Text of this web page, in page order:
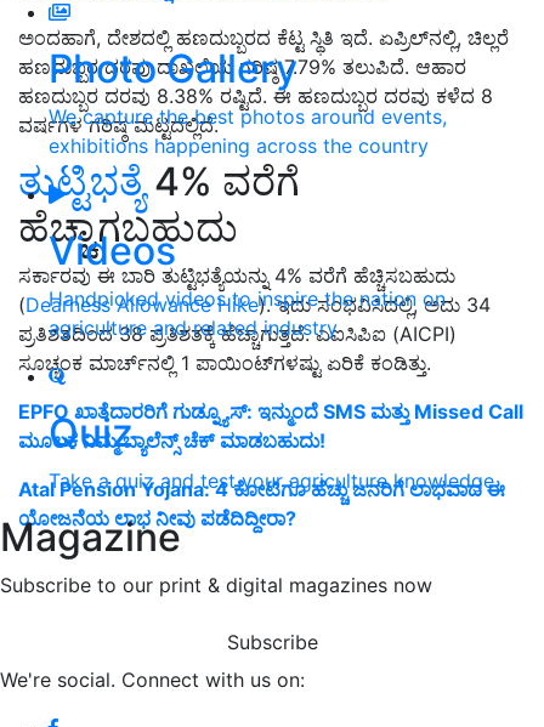
Photo Gallery
We capture the best photos around events,
exhibitions happening across the country
Videos
Handpicked videos to inspire the nation on
agriculture and related industry
Quiz
Take a quiz and test your agriculture knowledge
Magazine
Subscribe to our print & digital magazines now
Subscribe
We're social. Connect with us on:
ಅಂದಹಾಗೆ, ದೇಶದಲ್ಲಿ ಹಣದುಬ್ಬರದ ಕೆಟ್ಟ ಸ್ಥಿತಿ ಇದೆ. ಏಪ್ರಿಲ್‌ನಲ್ಲಿ, ಚಿಲ್ಲರೆ
ಹಣದುಬ್ಬರ ದರವು ದಾಖಲೆಯ ಗರಿಷ್ಠ 7.79% ತಲುಪಿದೆ. ಆಹಾರ
ಹಣದುಬ್ಬರ ದರವು 8.38% ರಷ್ಟಿದೆ. ಈ ಹಣದುಬ್ಬರ ದರವು ಕಳೆದ 8
ವರ್ಷಗಳ ಗರಿಷ್ಠ ಮಟ್ಟದಲ್ಲಿದೆ.
ತುಟ್ಟಿಭತ್ಯೆ4% ವರೆಗೆ
ಹೆಚ್ಚಾಗಬಹುದು
ಸರ್ಕಾರವು ಈ ಬಾರಿ ತುಟ್ಟಿಭತ್ಯೆಯನ್ನು 4% ವರೆಗೆ ಹೆಚ್ಚಿಸಬಹುದು
(Dearness Allowance Hike). ಇದು ಸಂಭವಿಸಿದಲ್ಲಿ, ಅದು 34
ಪ್ರತಿಶತದಿಂದ 38 ಪ್ರತಿಶತಕ್ಕೆ ಹೆಚ್ಚಾಗುತ್ತದೆ. ಎಐಸಿಪಿಐ (AICPI)
ಸೂಚ್ಯಂಕ ಮಾರ್ಚ್‌ನಲ್ಲಿ 1 ಪಾಯಿಂಟ್‌ಗಳಷ್ಟು ಏರಿಕೆ ಕಂಡಿತ್ತು.
EPFO ಖಾತೆದಾರರಿಗೆ ಗುಡ್ನ್ಯೂಸ್: ಇನ್ಮುಂದೆ SMS ಮತ್ತು Missed Call
ಮೂಲಕ ನಿಮ್ಮ ಬ್ಯಾಲೆನ್ಸ್ ಚೆಕ್ ಮಾಡಬಹುದು!
Atal Pension Yojana: 4 ಕೋಟಿಗೂ ಹೆಚ್ಚು ಜನರಿಗೆ ಲಾಭವಾದ ಈ
ಯೋಜನೆಯ ಲಾಭ ನೀವು ಪಡೆದಿದ್ದೀರಾ?